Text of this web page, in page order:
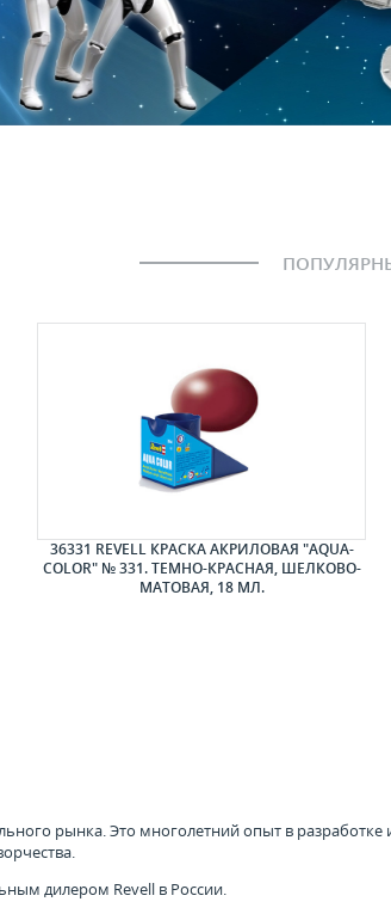
36331 REVELL КРАСКА АКРИЛОВАЯ "AQUA-
COLOR" № 331. ТЕМНО-КРАСНАЯ, ШЕЛКОВО-
МАТОВАЯ, 18 МЛ.
рынка. Это многолетний опыт в
дилером Revell в России.